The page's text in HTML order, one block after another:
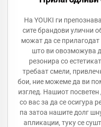
На YOUKI ги
сите брандови улични
можат да се прилагодат
што ви овозможува
резонира со
требаат смели,
бои, ние можеме да ви
изглед. Нашиот
со вас за да се осигура
па затоа нашите долг
апликации, туку се